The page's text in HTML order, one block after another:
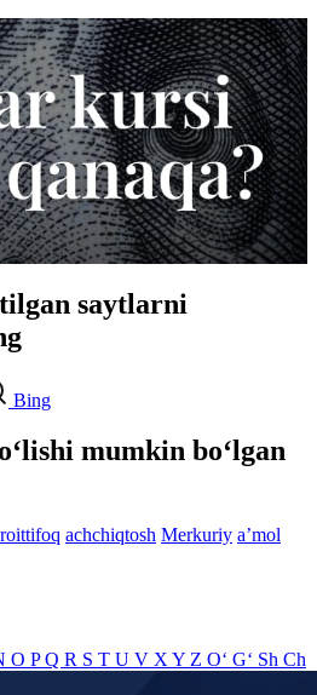
saytlarni
Bing
mumkin bo‘lgan
achchiqtosh Merkuriy aʼmol
O PQ R S T U V X Y Z O‘ G‘ Sh Ch